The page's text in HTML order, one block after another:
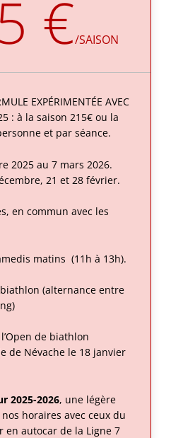
€/SAISON
EXPÉRIMENTÉE AVEC
: à la saison 215€ ou la
et par séance.
2025 au 7 mars 2026.
21 et 28 février.
en commun avec les
matins (11h à 13h).
(alternance entre
de biathlon
de Névache le 18 janvier
2025-2026, une légère
horaires avec ceux du
en autocar de la Ligne 7